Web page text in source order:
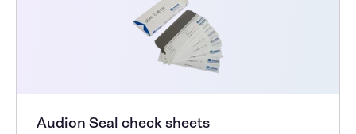
Audion Seal check sheets